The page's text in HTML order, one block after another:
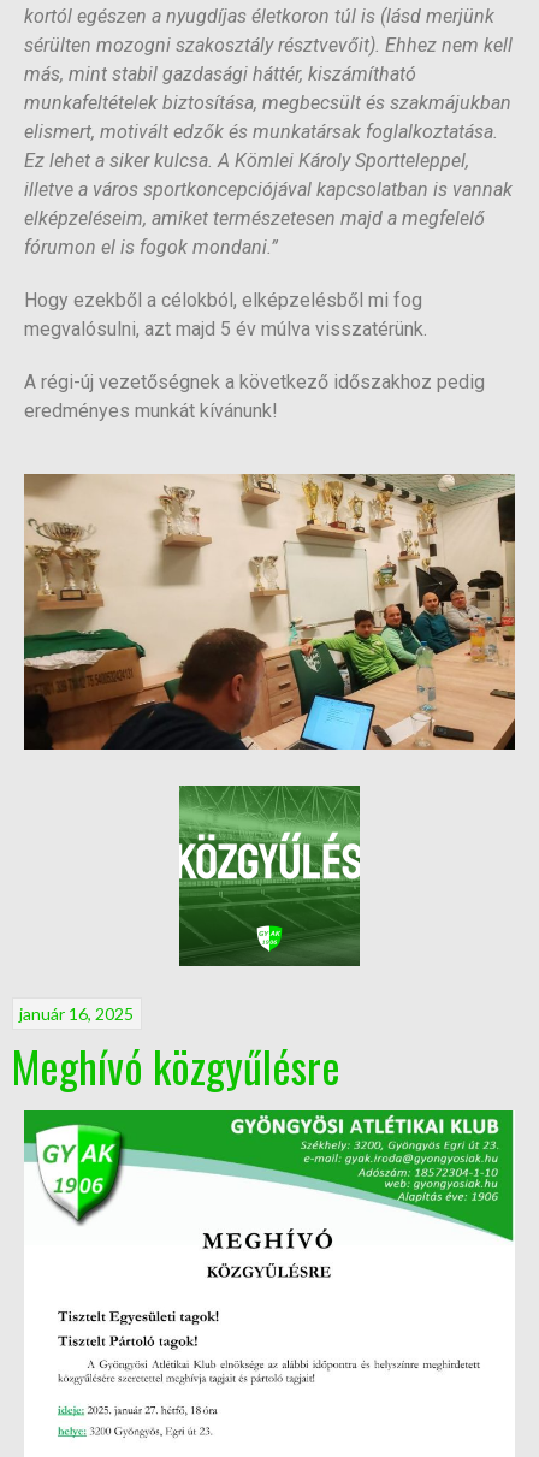
kortól egészen a nyugdíjas életkoron túl is (lásd merjünk
sérülten mozogni szakosztály résztvevőit). Ehhez nem kell
más, mint stabil gazdasági háttér, kiszámítható
munkafeltételek biztosítása, megbecsült és szakmájukban
elismert, motivált edzők és munkatársak foglalkoztatása.
Ez lehet a siker kulcsa. A Kömlei Károly Sportteleppel,
illetve a város sportkoncepciójával kapcsolatban is vannak
elképzeléseim, amiket természetesen majd a megfelelő
fórumon el is fogok mondani.”
Hogy ezekből a célokból, elképzelésből mi fog
megvalósulni, azt majd 5 év múlva visszatérünk.
A régi-új vezetőségnek a következő időszakhoz pedig
eredményes munkát kívánunk!
január 16, 2025
Meghívó közgyűlésre